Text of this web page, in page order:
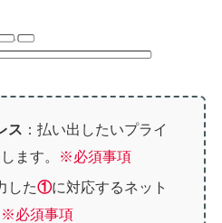
ス ：払い出したいプライ
ます。
※必須事項
した①に対応するネット
※必須事項